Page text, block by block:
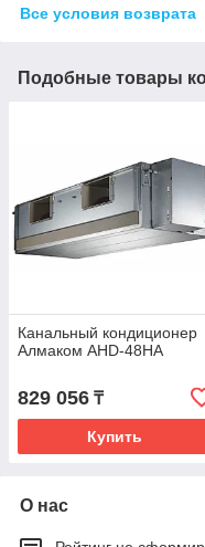
Все условия возврата
Подобные товары
Канальный кондиционер
Алмаком AHD-48HA
829 056 ₸
Купить
О нас